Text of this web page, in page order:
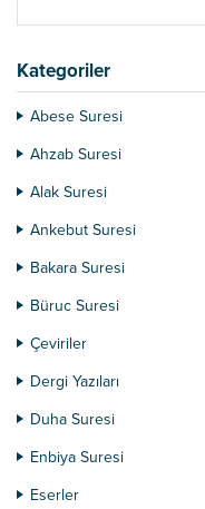
Kategoriler
Abese Suresi
Ahzab Suresi
Alak Suresi
Ankebut Suresi
Bakara Suresi
Büruc Suresi
Çeviriler
Dergi Yazıları
Duha Suresi
Enbiya Suresi
Eserler